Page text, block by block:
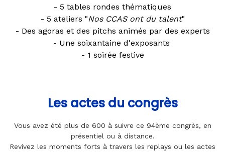
- 5 tables rondes thématiques
- 5 ateliers "Nos CCAS ont du talent"
- Des agoras et des pitchs animés par des experts
- Une soixantaine d'exposants
- 1 soirée festive
Les actes du congrès
Vous avez été plus de 600 à suivre ce 94ème congrès, en
présentiel ou à distance.
Revivez les moments forts à travers les replays ou les actes